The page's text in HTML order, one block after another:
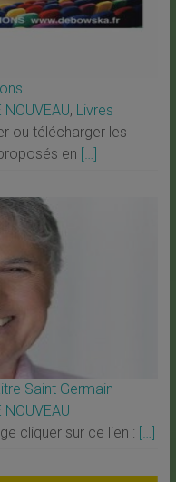
NOUVEAU, Livres
ou télécharger les
en […]
Saint Germain
NOUVEAU
cliquer sur ce lien : […]